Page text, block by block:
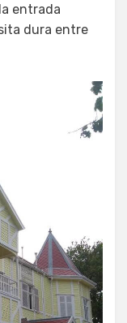
entrada
dura entre